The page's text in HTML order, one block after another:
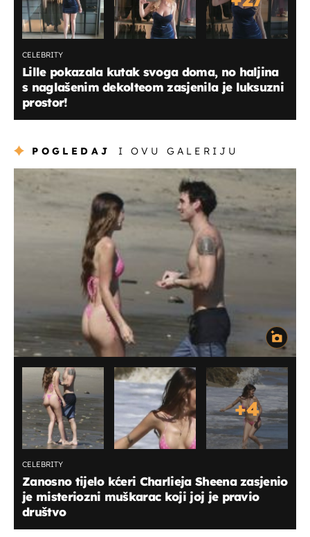
CELEBRITY
Lille pokazala kutak svoga doma, no haljina
s naglašenim dekolteom zasjenila je luksuzni
prostor!
POGLEDAJ I OVU GALERIJU
+4
CELEBRITY
Zanosno tijelo kćeri Charlieja Sheena zasjenio
je misteriozni muškarac koji joj je pravio
društvo